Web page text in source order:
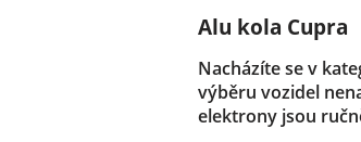
Alu kola Cupra
Nacházíte se v
výběru vozidel
elektrony jsou